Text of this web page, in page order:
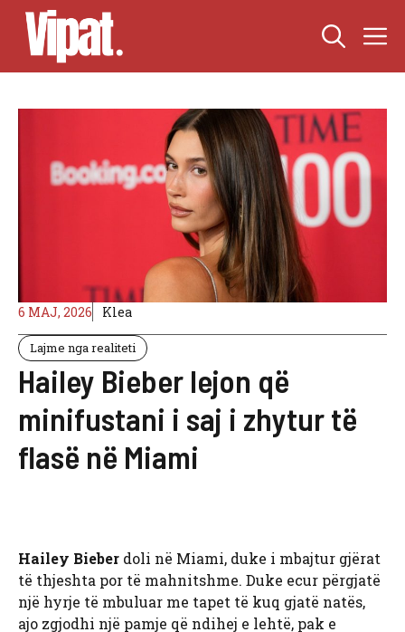
Skip
content
6 MAJ, 2026 Klea
Lajme nga realiteti
Hailey Bieber lejon që
minifustani i saj i zhytur të
flasë në Miami
Hailey Bieber doli në Miami, duke i mbajtur gjërat
të thjeshta por të mahnitshme. Duke ecur përgjatë
një hyrje të mbuluar me tapet të kuq gjatë natës,
ajo zgjodhi një pamje që ndihej e lehtë, pak e